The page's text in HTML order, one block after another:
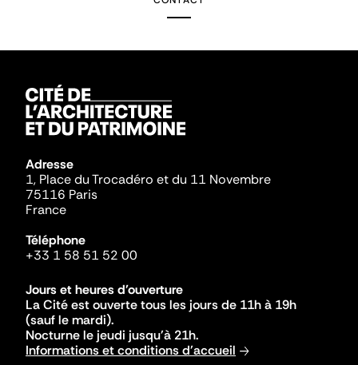
Adresse
1, Place du Trocadéro et du 11 Novembre
75116 Paris
France
Téléphone
+33 1 58 51 52 00
Jours et heures d'ouverture
La Cité est ouverte tous les jours de 11h à 19h
(sauf le mardi).
Nocturne le jeudi jusqu'à 21h.
Informations et conditions d'accueil